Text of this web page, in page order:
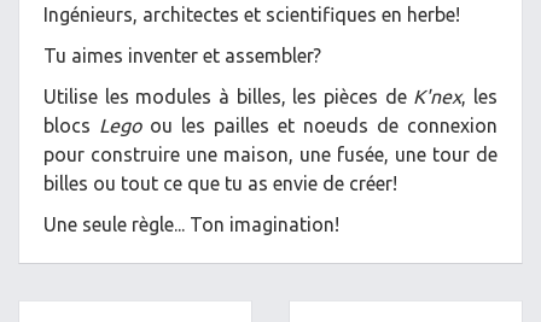
Ingénieurs, architectes et scientifiques en herbe!
Tu aimes inventer et assembler?
Utilise les modules à billes, les pièces de K'nex, les
blocs Legoou les pailles et noeuds de connexion
pour construire une maison, une fusée, une tour de
billes ou tout ce que tu as envie de créer!
Une seule règle... Ton imagination!